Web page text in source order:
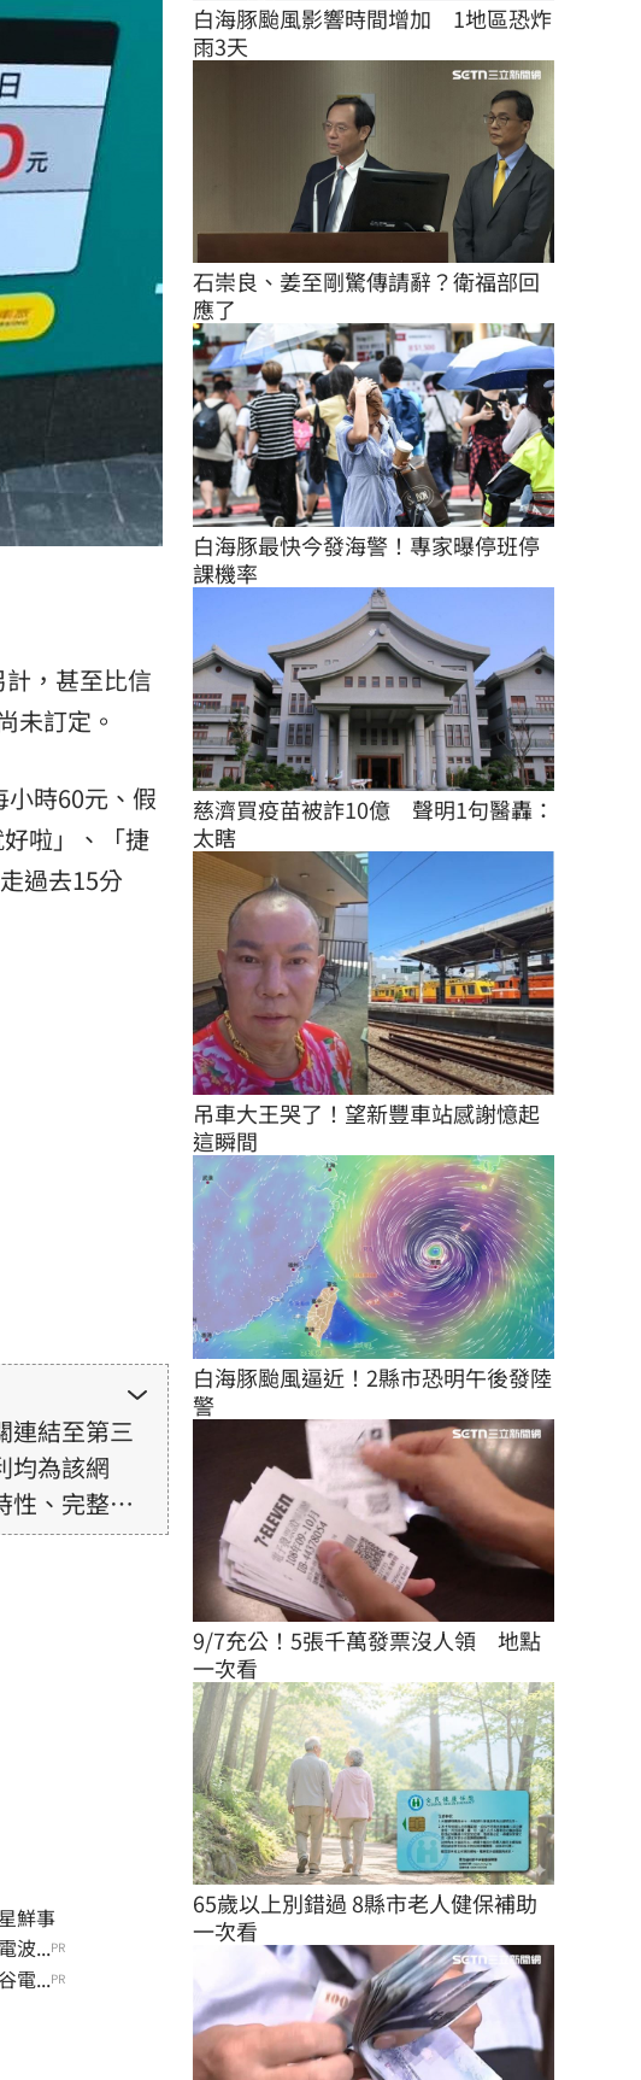
，甚至比信
未訂定。
時60元、假
啦」、「捷
過去15分
連結至第三
均為該網
性、完整性
使用者未取
鮮事
波...PR
電...PR
白海豚颱風影響時間增加　1地區恐炸
雨3天
石崇良、姜至剛驚傳請辭？衛福部回
應了
白海豚最快今發海警！專家曝停班停
課機率
慈濟買疫苗被詐10億　聲明1句醫轟：
太瞎
吊車大王哭了！望新豐車站感謝憶起
這瞬間
白海豚颱風逼近！2縣市恐明午後發陸
警
9/7充公！5張千萬發票沒人領　地點
一次看
65歲以上別錯過 8縣市老人健保補助
一次看